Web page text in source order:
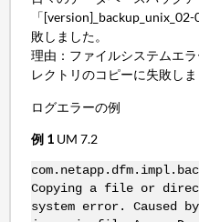
「
敗しました。
理由：ファイルシステムエ
レクトリのコピーに失敗しま
ログエラーの例
例 1UM 7.2
Copying a file or
system error. Caused